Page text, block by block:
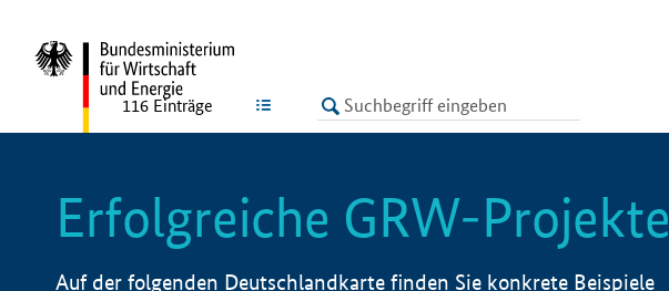
LISTE
116 Einträge
Erfolgreiche GRW-Projekte
Auf der folgenden Deutschlandkarte finden Sie konkrete Beispiele